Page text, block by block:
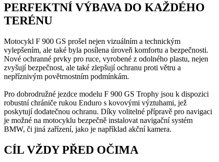
PERFEKTNÍ VÝBAVA DO KAŽDÉHO
TERÉNU
Motocykl F 900 GS prošel nejen vizuálním a technickým
vylepšením, ale také byla posílena úroveň komfortu a bezpečnosti.
Nové ochranné prvky pro ruce, vyrobené z odolného plastu, nejen
zvyšují bezpečnost, ale také zlepšují ochranu proti větru a
nepříznivým povětrnostním podmínkám.
Pro dobrodružné jezdce modelu F 900 GS Trophy jsou k dispozici
robustní chrániče rukou Enduro s kovovými výztuhami, jež
poskytují dodatečnou ochranu. Díky volitelné přípravě pro navigaci
je možné na motocyklu bezpečně instalovat navigační systém
BMW, či jiná zařízení, jako je například akční kamera.
CÍL VŽDY PŘED OČIMA